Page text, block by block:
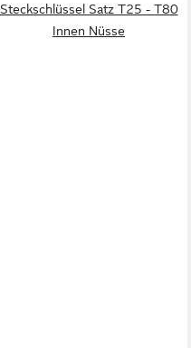
Steckschlüssel Satz T25 - T80
Innen Nüsse